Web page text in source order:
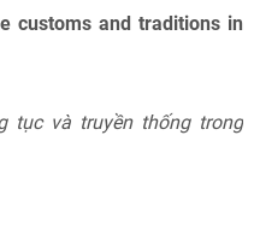
customs and traditions in
tục và truyền thống trong